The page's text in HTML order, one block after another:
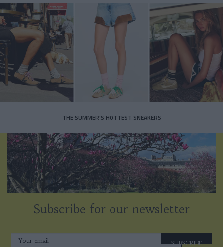
THE SUMMER’S HOTTEST SNEAKERS
Subscribe for our newsletter
SUBSCRIBE